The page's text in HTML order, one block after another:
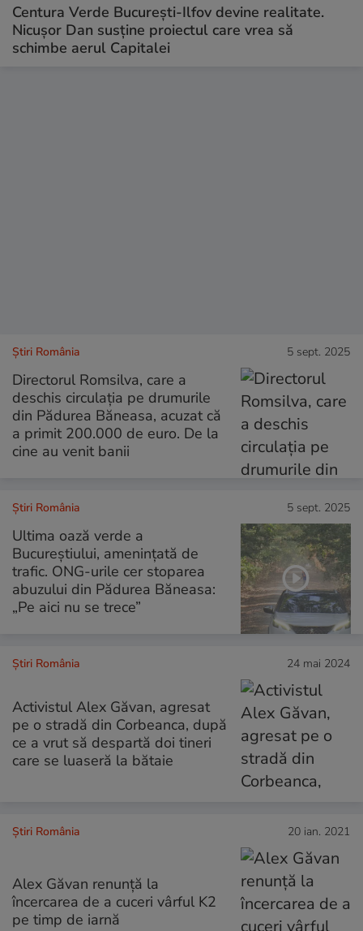
Centura Verde București-Ilfov devine realitate.
Nicușor Dan susține proiectul care vrea să
schimbe aerul Capitalei
Știri România 5 sept. 2025
Directorul Romsilva, care a
deschis circulația pe drumurile
din Pădurea Băneasa, acuzat că
a primit 200.000 de euro. De la
cine au venit banii
Știri România 5 sept. 2025
Ultima oază verde a
Bucureștiului, amenințată de
trafic. ONG-urile cer stoparea
abuzului din Pădurea Băneasa:
„Pe aici nu se trece”
Știri România 24 mai 2024
Activistul Alex Găvan, agresat
pe o stradă din Corbeanca, după
ce a vrut să despartă doi tineri
care se luaseră la bătaie
Știri România 20 ian. 2021
Alex Găvan renunţă la
încercarea de a cuceri vârful K2
pe timp de iarnă